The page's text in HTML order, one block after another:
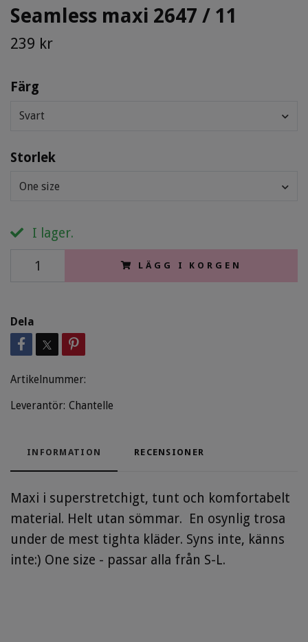
Seamless maxi 2647 / 11
239 kr
Färg
Svart
Storlek
One size
I lager.
LÄGG I KORGEN
Dela
Artikelnummer:
Leverantör: Chantelle
INFORMATION RECENSIONER
Maxi i superstretchigt, tunt och komfortabelt
material. Helt utan sömmar. En osynlig trosa
under de mest tighta kläder. Syns inte, känns
inte:) One size - passar alla från S-L.